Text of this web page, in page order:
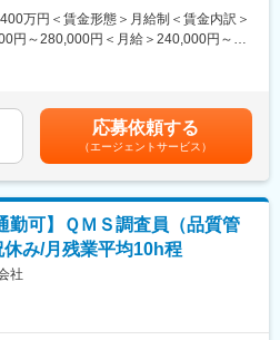
率は100％で、復帰も100％です。パパ
ます。）
動化装置（DNA抽出装置）を中心とし
し様々な自動化装置を事業展開。
プルから遺伝子を抽出する前処理工程が
のプロセスを自動化できる国際特許技
クノロジー」を取得。
保有し、他社にないシステムを設計開発
でき、様々な知識を得ることができま
ただきます。
けて、パート製造社員への生産依頼
発行
の入力業務
行や展示会参加もございます（年１～２
万円＜賃金形態＞月給制＜賃金内訳＞
円～280,000円＜月給＞240,000円～
応募依頼する
（エージェントサービス）
勤可】ＱＭＳ調査員（品質管
み/月残業平均10h程
社